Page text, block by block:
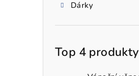
Dárky
Top 4 produkty